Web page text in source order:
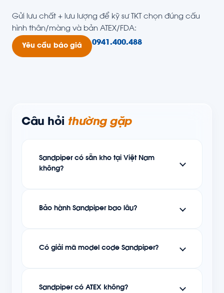
Gửi lưu chất + lưu lượng để kỹ sư TKT chọn đúng cấu
hình thân/màng và bản ATEX/FDA:
Yêu cầu báo giá 0941.400.488
Câu hỏi thường gặp
Sandpiper có sẵn kho tại Việt Nam
không?
Bảo hành Sandpiper bao lâu?
Có giải mã model code Sandpiper?
Sandpiper có ATEX không?